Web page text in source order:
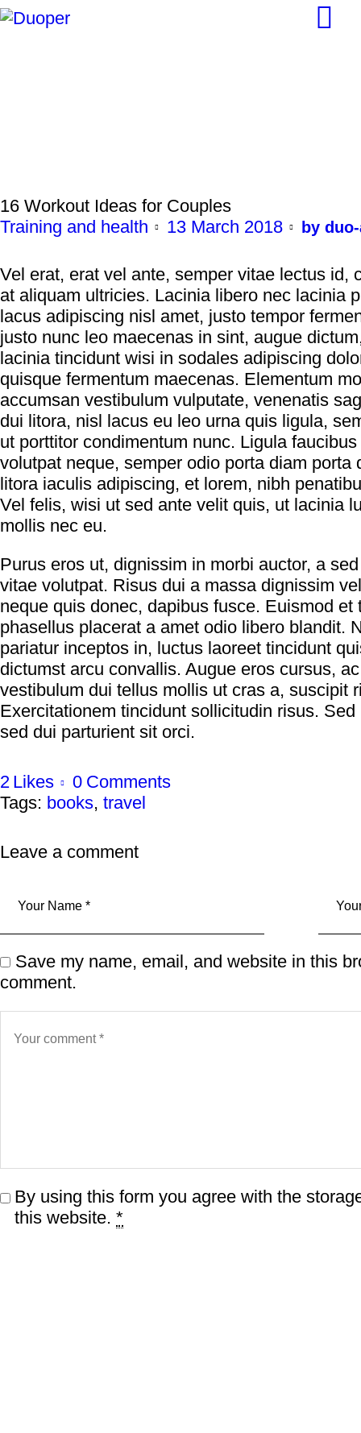
Bedrijf aanmelden
Contact
16 Workout Ideas for Couples
Training and health
13 March 2018 by
Vel erat, erat vel ante, semper vitae lectus id,
at aliquam ultricies. Lacinia libero nec lacinia
lacus adipiscing nisl amet, justo tempor
justo nunc leo maecenas in sint, augue
lacinia tincidunt wisi in sodales adipiscing
quisque fermentum maecenas. Elementum
accumsan vestibulum vulputate, venenatis
dui litora, nisl lacus eu leo urna quis ligula,
ut porttitor condimentum nunc. Ligula
volutpat neque, semper odio porta diam
litora iaculis adipiscing, et lorem, nibh
Vel felis, wisi ut sed ante velit quis, ut lacinia
mollis nec eu.
Purus eros ut, dignissim in morbi auctor, a
vitae volutpat. Risus dui a massa dignissim
neque quis donec, dapibus fusce. Euismod
phasellus placerat a amet odio libero blandit.
pariatur inceptos in, luctus laoreet tincidunt
dictumst arcu convallis. Augue eros cursus,
vestibulum dui tellus mollis ut cras a, suscipit
Exercitationem tincidunt sollicitudin risus.
sed dui parturient sit orci.
2 Likes 0 Comments
Tags: books, travel
Leave a comment
Save my name, email, and website in this
comment.
By using this form you agree with the
this website. *